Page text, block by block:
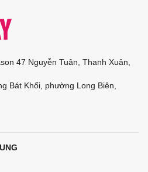
47 Nguyễn Tuân, Thanh Xuân,
Bát Khối, phường Long Biên,